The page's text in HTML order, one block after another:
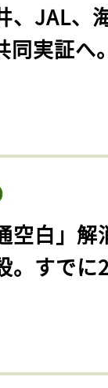
、JAL、
同実証へ
空白」解
。すでに